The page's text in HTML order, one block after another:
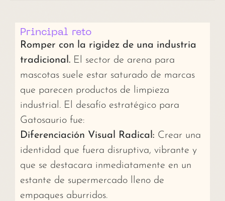
Principal reto
Romper con la rigidez de una industria
tradicional. El sector de arena para
mascotas suele estar saturado de marcas
que parecen productos de limpieza
industrial. El desafío estratégico para
Gatosaurio fue:
Diferenciación Visual Radical: Crear una
identidad que fuera disruptiva, vibrante y
que se destacara inmediatamente en un
estante de supermercado lleno de
empaques aburridos.